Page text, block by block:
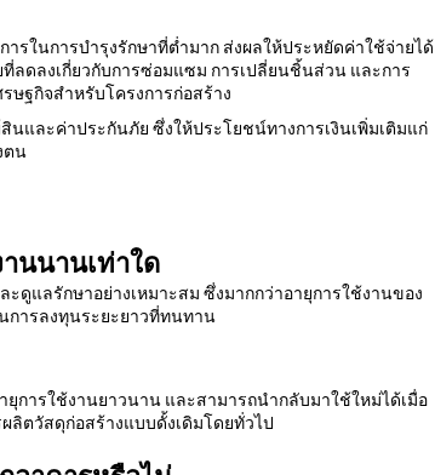
รในการบำรุงรักษาที่ต่ำมาก ส่งผลให้ประหยัดค่าใช้จ่ายได้
ลดลงเกี่ยวกับการซ่อมแซม การเปลี่ยนชิ้นส่วน และการ
ษฐกิจสำหรับโครงการก่อสร้าง
และค่าประกันภัย ซึ่งให้ประโยชน์ทางการเงินเพิ่มเติมแก่
ตน
นนานเท่าใด
ะดูแลรักษาอย่างเหมาะสม ซึ่งมากกว่าอายุการใช้งานของ
การลงทุนระยะยาวที่ทนทาน
ยุการใช้งานยาวนาน และสามารถนำกลับมาใช้ใหม่ได้เมื่อ
ลิตวัสดุก่อสร้างแบบดั้งเดิมโดยทั่วไป